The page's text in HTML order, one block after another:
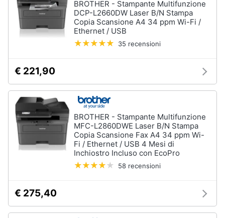
BROTHER - Stampante Multifunzione
DCP-L2660DW Laser B/N Stampa
Copia Scansione A4 34 ppm Wi-Fi /
Ethernet / USB
35 recensioni
€ 221,90
BROTHER - Stampante Multifunzione
MFC-L2860DWE Laser B/N Stampa
Copia Scansione Fax A4 34 ppm Wi-
Fi / Ethernet / USB 4 Mesi di
Inchiostro Incluso con EcoPro
58 recensioni
€ 275,40